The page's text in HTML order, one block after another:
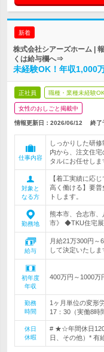
新着
株式会社シアーズホーム |
くは給与欄へ⇒
未経験OK！年収1,000
正社員 職種・業種未経験OK
女性のおしごと掲載中
情報更新日：2026/06/12 終了
仕事内容
しっかりした研
内から、注文住
タルにお任せしま
対象と
なる方
【着工実績に応
高く働ける】要
トします。
勤務地
熊本市、合志市
市》 ◆TKU住宅
給与
月給21万300円
して決定いたし
初年度
年収
400万円～1000万
勤務
時間
1ヶ月単位の変形
17：30（実働8
休日
休暇
# ★☆年間休日
日、その他）* 有